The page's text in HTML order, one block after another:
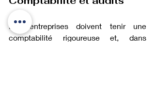
Les entreprises doivent tenir une
comptabilité rigoureuse et, dans